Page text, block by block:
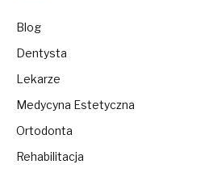
Blog
Dentysta
Lekarze
Medycyna Estetyczna
Ortodonta
Rehabilitacja